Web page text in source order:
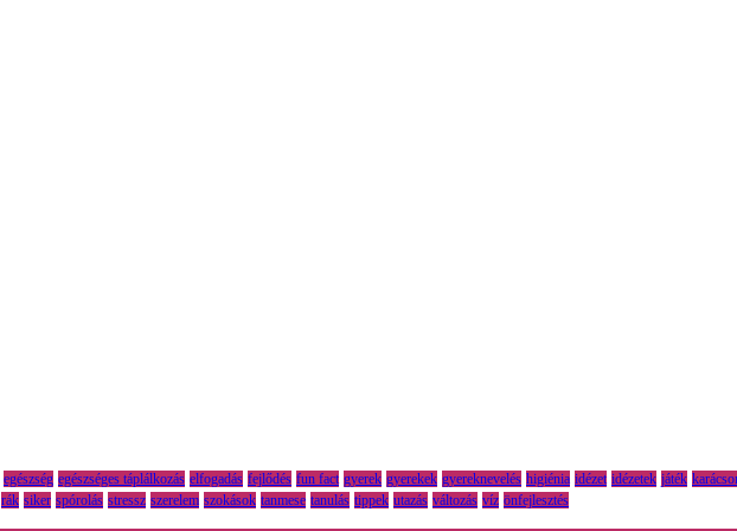
egészség egészséges táplálkozás elfogadás fejlődés fun fact gyerek gyerekek gyereknevelés higiénia idézet idézetek játék
rák siker spórolás stressz szerelem szokások tanmese tanulás tippek utazás változás víz önfejlesztés